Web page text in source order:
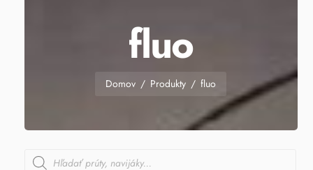
fluo
Domov / Produkty / fluo
Products
search